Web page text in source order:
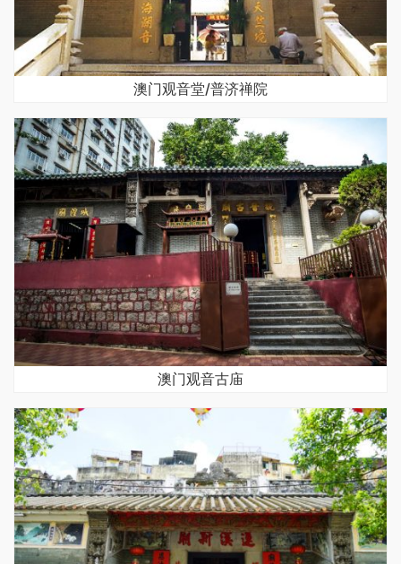
澳门观音堂/普济禅院
澳门观音古庙